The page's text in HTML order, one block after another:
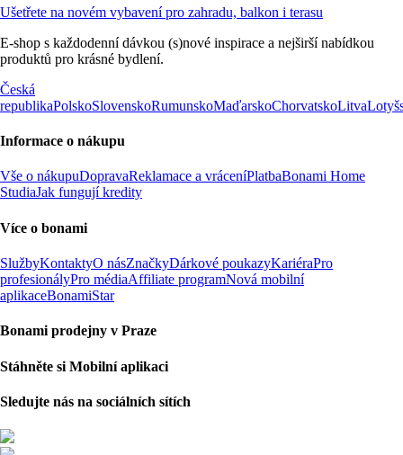
Ušetřete na novém vybavení pro zahradu, balkon i terasu
E-shop s každodenní dávkou (s)nové inspirace a nejširší nabídkou
produktů pro krásné bydlení.
Česká
republikaPolskoSlovenskoRumunskoMaďarskoChorvatskoLitva
Informace o nákupu
Vše o nákupuDopravaReklamace a vráceníPlatbaBonami Home
StudiaJak fungují kredity
Více o bonami
SlužbyKontaktyO násZnačkyDárkové poukazyKariéraPro
profesionályPro médiaAffiliate programNová mobilní
aplikaceBonamiStar
Bonami prodejny v Praze
Stáhněte si Mobilní aplikaci
Sledujte nás na sociálních sítích